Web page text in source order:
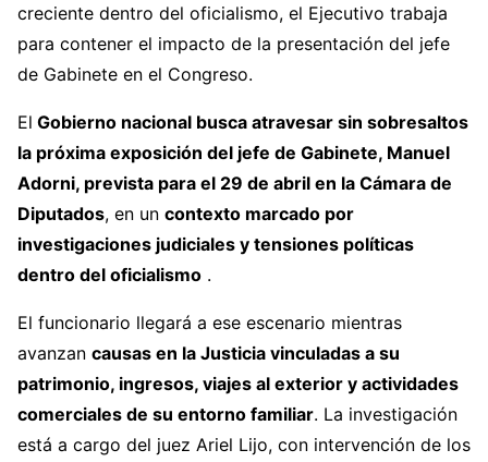
creciente dentro del oficialismo, el Ejecutivo trabaja
para contener el impacto de la presentación del jefe
de Gabinete en el Congreso.
El Gobierno nacional busca atravesar sin sobresaltos
la próxima exposición del jefe de Gabinete, Manuel
Adorni, prevista para el 29 de abril en la Cámara de
Diputados, en un contexto marcado por
investigaciones judiciales y tensiones políticas
dentro del oficialismo .
El funcionario llegará a ese escenario mientras
avanzan causas en la Justicia vinculadas a su
patrimonio, ingresos, viajes al exterior y actividades
comerciales de su entorno familiar. La investigación
está a cargo del juez Ariel Lijo, con intervención de los